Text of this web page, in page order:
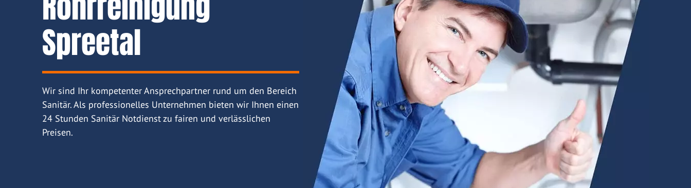
Spreetal
Wir sind Ihr kompetenter Ansprechpartner rund um den Bereich
Sanitär. Als professionelles Unternehmen bieten wir Ihnen einen
24 Stunden Sanitär Notdienst zu fairen und verlässlichen
Preisen.